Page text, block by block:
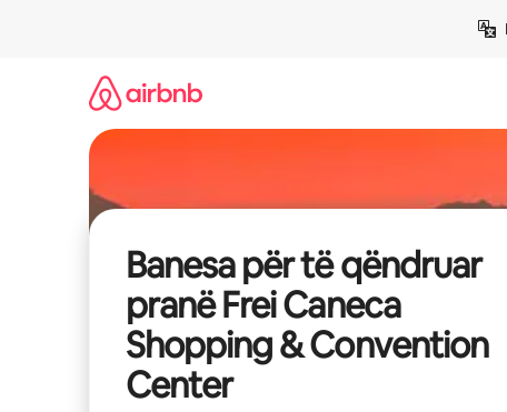
Banesa për të qëndruar
pranë Frei Caneca
Shopping & Convention
Center